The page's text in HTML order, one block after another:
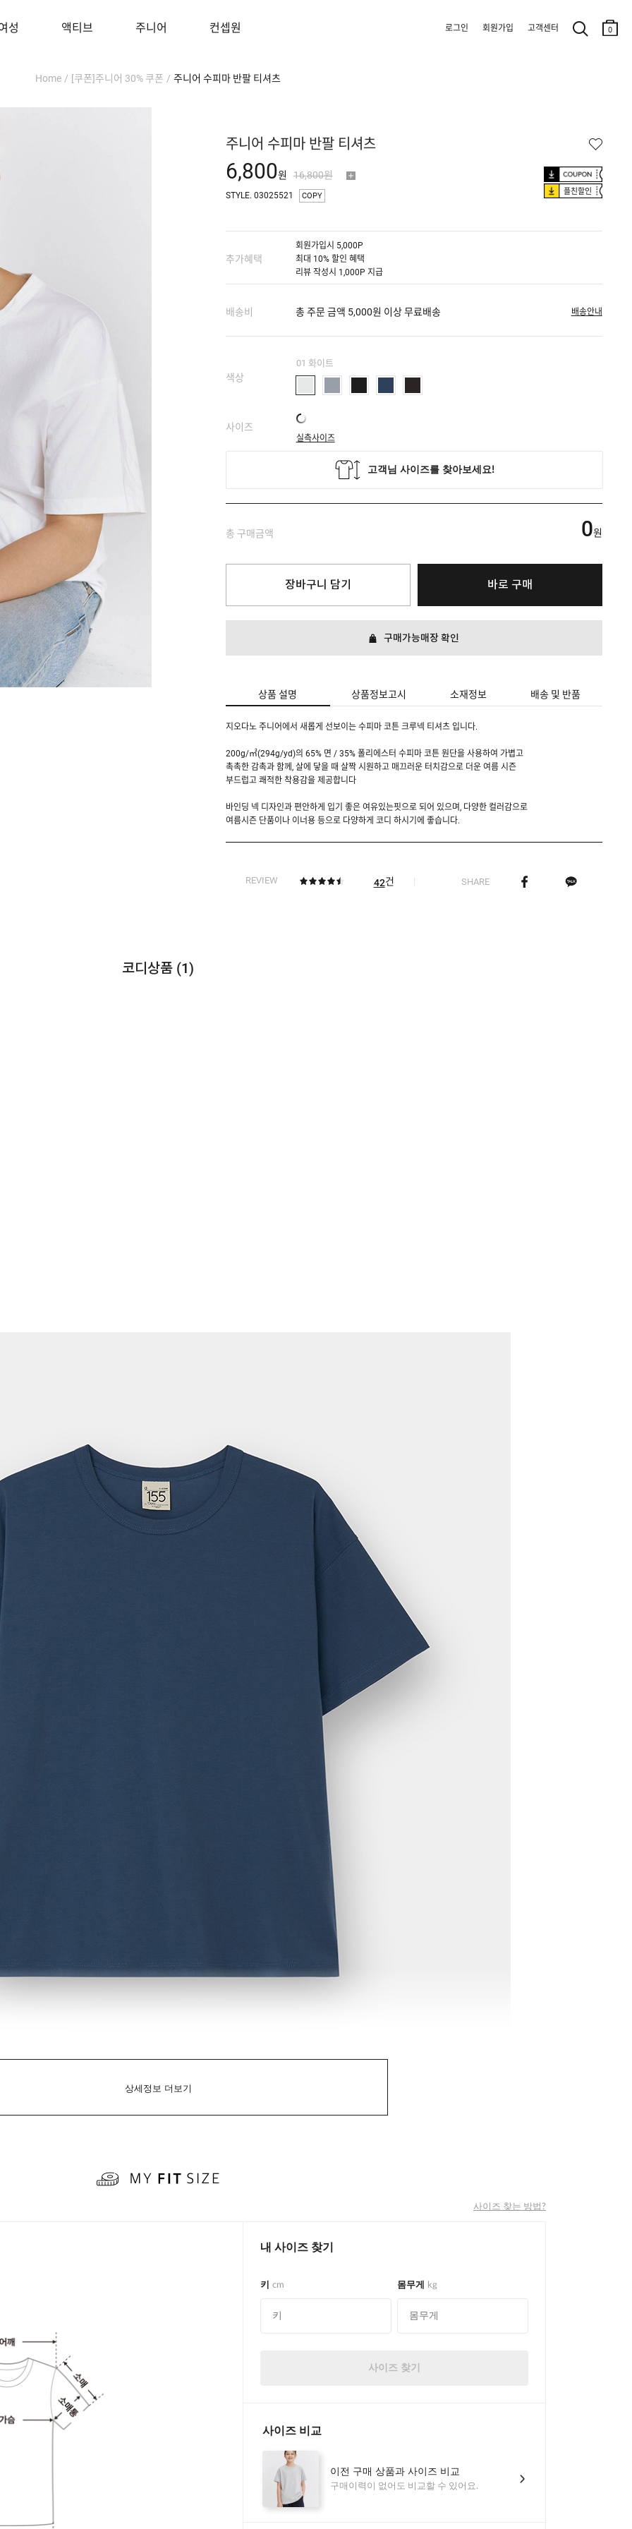
성 액티브 주니어 컨셉원 로그인 회원가입 고객센터 0
Home / [쿠폰]주니어 30% 쿠폰 / 주니어 수피마 반팔 티셔츠
주니어 수피마 반팔 티셔츠
6,800원 16,800원
플친할인
STYLE. 03025521 COPY
추가혜택
회원가입시 5,000P
최대 10% 할인 혜택
리뷰 작성시 1,000P 지급
배송비 총 주문 금액 5,000원 이상 무료배송 배송안내
색상
01 화이트
사이즈
실측사이즈
총 구매금액 0원
장바구니 담기 바로 구매
구매가능매장 확인
상품 설명 상품정보고시 소재정보 배송 및 반품
지오다노 주니어에서 새롭게 선보이는 수피마 코튼 크루넥 티셔츠 입니다.
200g/㎡(294g/yd)의 65% 면 / 35% 폴리에스터 수피마 코튼 원단을 사용하여 가볍고
촉촉한 감촉과 함께, 살에 닿을 때 살짝 시원하고 매끄러운 터치감으로 더운 여름 시즌
부드럽고 쾌적한 착용감을 제공합니다
바인딩 넥 디자인과 편안하게 입기 좋은 여유있는핏으로 되어 있으며, 다양한 컬러감으로
여름시즌 단품이나 이너용 등으로 다양하게 코디 하시기에 좋습니다.
REVIEW 42건 SHARE
코디상품 (1)
상세정보 더보기